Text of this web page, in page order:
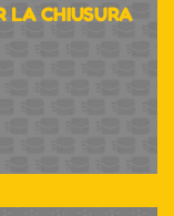
LA CHIUSURA